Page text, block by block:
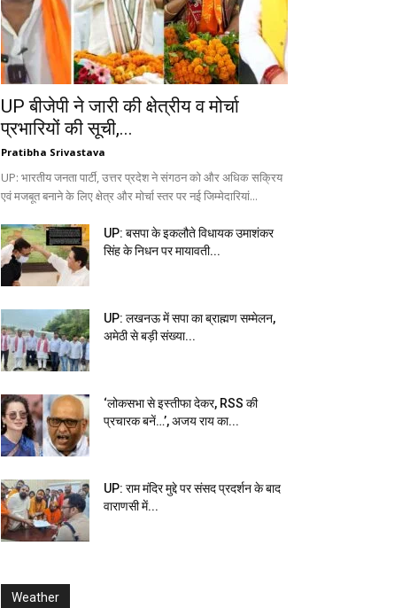
UP बीजेपी ने जारी की क्षेत्रीय व मोर्चा
प्रभारियों की सूची,...
Pratibha Srivastava
UP: भारतीय जनता पार्टी, उत्तर प्रदेश ने संगठन को और अधिक सक्रिय
एवं मजबूत बनाने के लिए क्षेत्र और मोर्चा स्तर पर नई जिम्मेदारियां...
UP: बसपा के इकलौते विधायक उमाशंकर
सिंह के निधन पर मायावती...
UP: लखनऊ में सपा का ब्राह्मण सम्मेलन,
अमेठी से बड़ी संख्या...
‘लोकसभा से इस्तीफा देकर, RSS की
प्रचारक बनें…’, अजय राय का...
UP: राम मंदिर मुद्दे पर संसद प्रदर्शन के बाद
वाराणसी में...
Weather